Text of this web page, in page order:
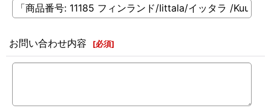
お問い合わせ内容 [必須]